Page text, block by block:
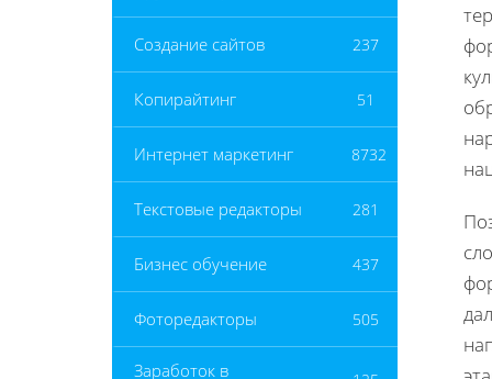
Создание сайтов 237
Копирайтинг 51
Интернет маркетинг 8732
Текстовые редакторы 281
Бизнес обучение 437
Фоторедакторы 505
Заработок в